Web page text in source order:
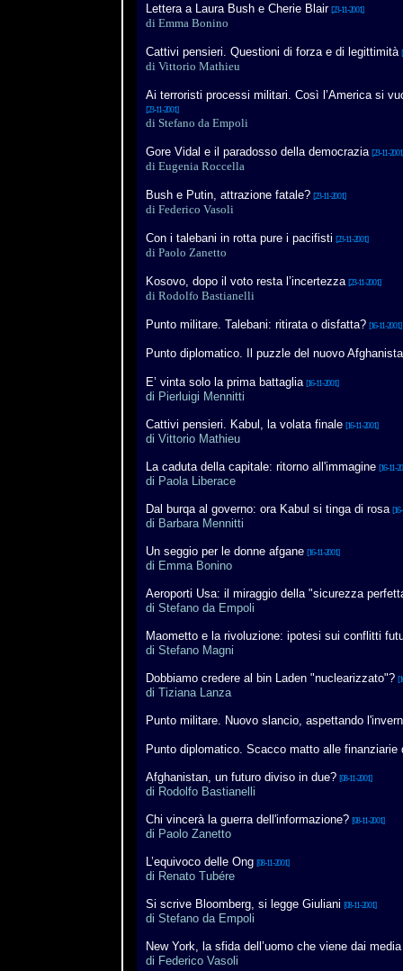
Lettera a Laura Bush e Cherie Blair [23-11-2001]
di Emma Bonino
Cattivi pensieri. Questioni di forza e di legittimità
di Vittorio Mathieu
Ai terroristi processi militari. Così l’America si
[23-11-2001]
di Stefano da Empoli
Gore Vidal e il paradosso della democrazia [23-11-2001]
di Eugenia Roccella
Bush e Putin, attrazione fatale? [23-11-2001]
di Federico Vasoli
Con i talebani in rotta pure i pacifisti [23-11-2001]
di Paolo Zanetto
Kosovo, dopo il voto resta l’incertezza [23-11-2001]
di Rodolfo Bastianelli
Punto militare. Talebani: ritirata o disfatta? [16-11-2001]
Punto diplomatico. Il puzzle del nuovo
E’ vinta solo la prima battaglia [16-11-2001]
di Pierluigi Mennitti
Cattivi pensieri. Kabul, la volata finale [16-11-2001]
di Vittorio Mathieu
La caduta della capitale: ritorno all'immagine [16-11-
di Paola Liberace
Dal burqa al governo: ora Kabul si tinga di rosa
di Barbara Mennitti
Un seggio per le donne afgane [16-11-2001]
di Emma Bonino
Aeroporti Usa: il miraggio della "sicurezza
di Stefano da Empoli
Maometto e la rivoluzione: ipotesi sui conflitti
di Stefano Magni
Dobbiamo credere al bin Laden "nuclearizzato"?
di Tiziana Lanza
Punto militare. Nuovo slancio, aspettando
Punto diplomatico. Scacco matto alle finanziarie
Afghanistan, un futuro diviso in due? [08-11-2001]
di Rodolfo Bastianelli
Chi vincerà la guerra dell'informazione? [08-11-2001]
di Paolo Zanetto
L’equivoco delle Ong [08-11-2001]
di Renato Tubére
Si scrive Bloomberg, si legge Giuliani [08-11-2001]
di Stefano da Empoli
New York, la sfida dell’uomo che viene dai media
di Federico Vasoli